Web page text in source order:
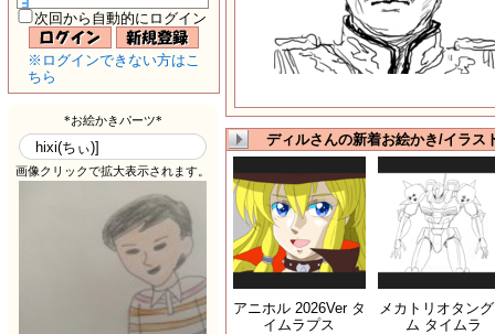
次回から自動的にログイン
※ログインできない方はこ
ちら
ディルさんの新着お絵かき/イラス
アニホル 2026Ver タ
イムラプス
メカトリオタン
ム タイムラ